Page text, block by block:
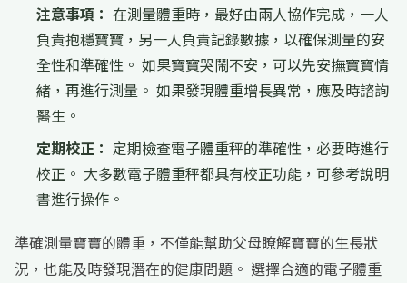
注意事項： 在測量體重時，最好由兩人協作完成，一人
負責抱穩寶寶，另一人負責記錄數據，以確保測量的安
全性和準確性。 如果寶寶哭鬧不安，可以先安撫寶寶情
緒，再進行測量。 如果發現體重增長異常，應及時諮詢
醫生。
定期校正： 定期檢查電子體重秤的準確性，必要時進行
校正。 大多數電子體重秤都具有校正功能，可參考說明
書進行操作。
準確測量寶寶的體重，不僅能幫助父母瞭解寶寶的生長狀
況，也能及時發現潛在的健康問題。 選擇合適的電子體重